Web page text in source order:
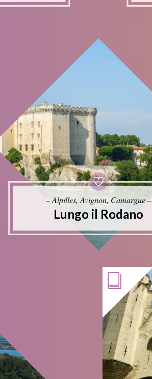
– Alpilles, Avignon, Camargue –
Lungo il Rodano